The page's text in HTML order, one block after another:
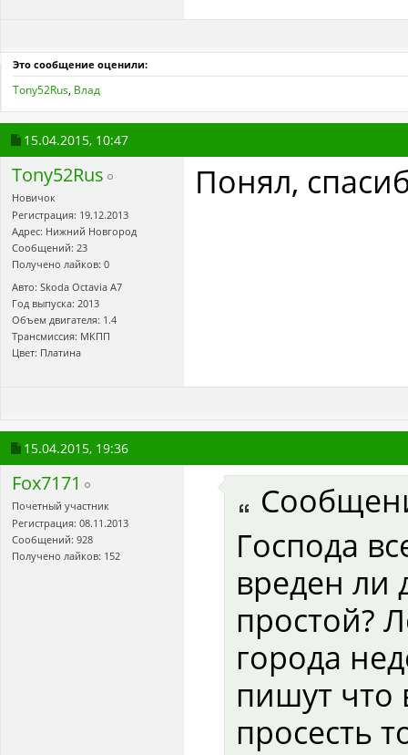
Это сообщение оценили:
Tony52Rus, Влад
15.04.2015, 10:47
Tony52Rus
Новичок
Регистрация: 19.12.2013
Адрес: Нижний Новгород
Сообщений: 23
Получено лайков: 0
Авто: Skoda Octavia A7
Год выпуска: 2013
Объем двигателя: 1.4
Трансмиссия: МКПП
Цвет: Платина
Понял,
15.04.2015, 19:36
Fox7171
Почетный участник
Регистрация: 08.11.2013
Сообщений: 928
Получено лайков: 152
Господа
вреден ли
простой?
города
пишут что
просесть